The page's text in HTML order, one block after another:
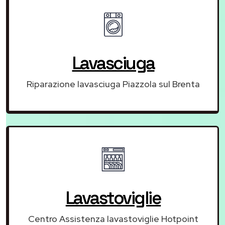
Lavasciuga
Riparazione lavasciuga Piazzola sul Brenta
Lavastoviglie
Centro Assistenza lavastoviglie Hotpoint